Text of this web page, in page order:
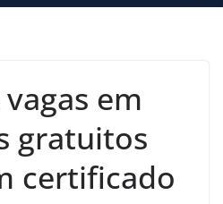
em
gratuitos
certificado